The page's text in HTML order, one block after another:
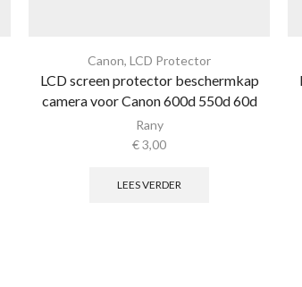
Canon, LCD Protector
LCD screen protector beschermkap
camera voor Canon 600d 550d 60d
Rany
€3,00
LEES VERDER